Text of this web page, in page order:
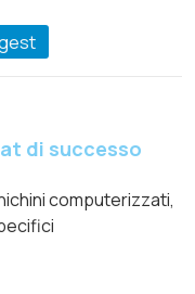
di successo
computerizzati,